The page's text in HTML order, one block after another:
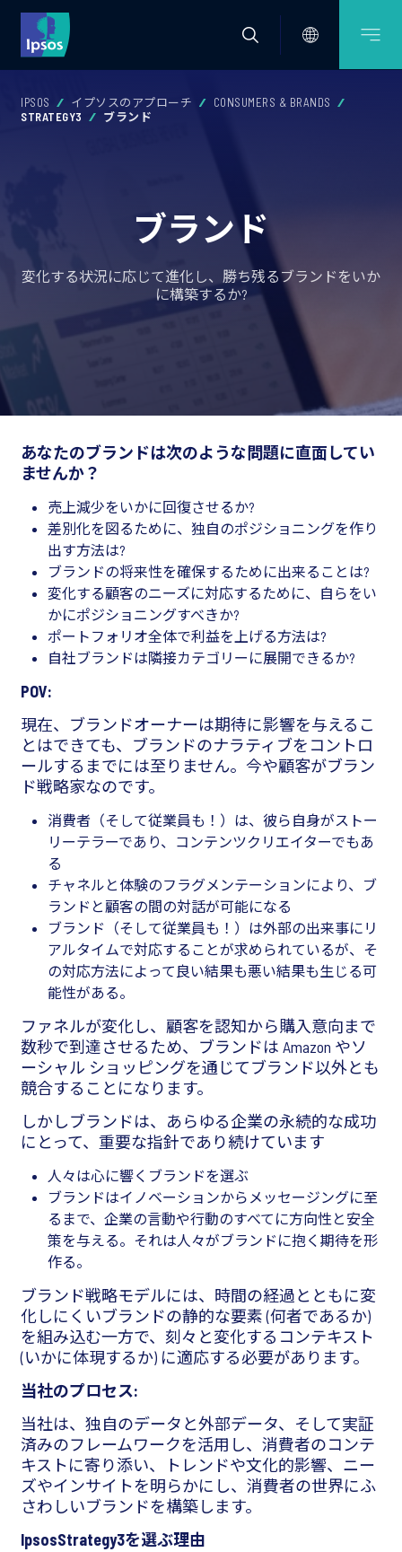
IPSOS イプソスのアプローチ
CONSUMERS & BRANDS
STRATEGY3
ブランド
ブランド
変化する状況に応じて進化し、勝ち残るブランドをいか
に構築するか?
あなたのブランドは次のような問題に直面してい
ませんか？
売上減少をいかに回復させるか?
差別化を図るために、独自のポジショニングを作り
出す方法は?
ブランドの将来性を確保するために出来ることは?
変化する顧客のニーズに対応するために、自らをい
かにポジショニングすべきか?
ポートフォリオ全体で利益を上げる方法は?
自社ブランドは隣接カテゴリーに展開できるか?
POV:
現在、ブランドオーナーは期待に影響を与えるこ
とはできても、ブランドのナラティブをコントロ
ールするまでには至りません。今や顧客がブラン
ド戦略家なのです。
消費者（そして従業員も！）は、彼ら自身がストー
リーテラーであり、コンテンツクリエイターでもあ
る
チャネルと体験のフラグメンテーションにより、ブ
ランドと顧客の間の対話が可能になる
ブランド（そして従業員も！）は外部の出来事にリ
アルタイムで対応することが求められているが、そ
の対応方法によって良い結果も悪い結果も生じる可
能性がある。
ファネルが変化し、顧客を認知から購入意向まで
数秒で到達させるため、ブランドは Amazon やソ
ーシャル ショッピングを通じてブランド以外とも
競合することになります。
しかしブランドは、あらゆる企業の永続的な成功
にとって、重要な指針であり続けています
人々は心に響くブランドを選ぶ
ブランドはイノベーションからメッセージングに至
るまで、企業の言動や行動のすべてに方向性と安全
策を与える。それは人々がブランドに抱く期待を形
作る。
ブランド戦略モデルには、時間の経過とともに変
化しにくいブランドの静的な要素 (何者であるか)
を組み込む一方で、刻々と変化するコンテキスト
(いかに体現するか) に適応する必要があります。
当社のプロセス:
当社は、独自のデータと外部データ、そして実証
済みのフレームワークを活用し、消費者のコンテ
キストに寄り添い、トレンドや文化的影響、ニー
ズやインサイトを明らかにし、消費者の世界にふ
さわしいブランドを構築します。
IpsosStrategy3を選ぶ理由